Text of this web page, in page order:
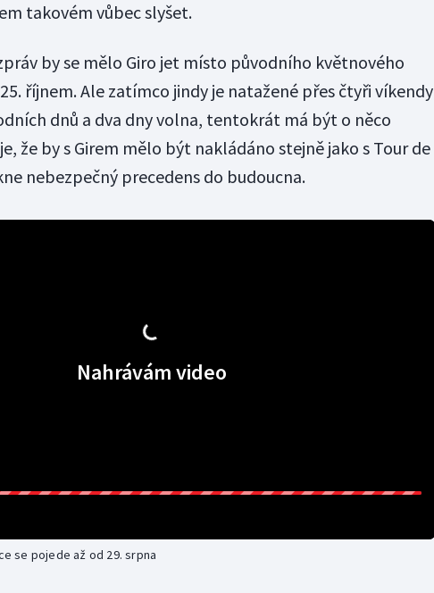
takovém vůbec slyšet.
by se mělo Giro jet místo původního květnového
říjnem. Ale zatímco jindy je natažené přes čtyři víkendy
dnů a dva dny volna, tentokrát má být o něco
že by s Girem mělo být nakládáno stejně jako s Tour de
nebezpečný precedens do budoucna.
Nahrávám video
se pojede až od 29. srpna